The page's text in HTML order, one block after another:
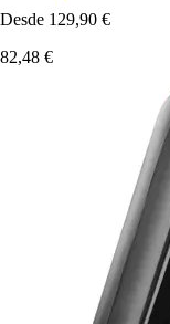
Desde 129,90 €
82,48 €